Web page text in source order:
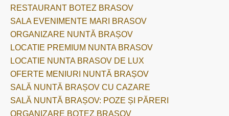
RESTAURANT BOTEZ BRASOV
SALA EVENIMENTE MARI BRASOV
ORGANIZARE NUNTĂ BRAȘOV
LOCATIE PREMIUM NUNTA BRASOV
LOCATIE NUNTA BRASOV DE LUX
OFERTE MENIURI NUNTĂ BRAȘOV
SALĂ NUNTĂ BRAȘOV CU CAZARE
SALĂ NUNTĂ BRAȘOV: POZE ȘI PĂRERI
ORGANIZARE BOTEZ BRAȘOV